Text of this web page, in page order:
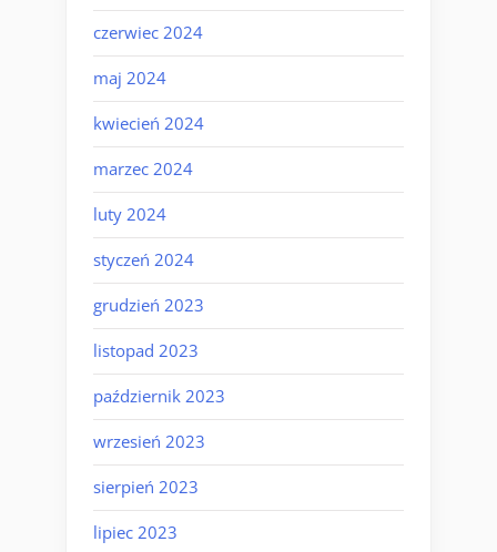
czerwiec 2024
maj 2024
kwiecień 2024
marzec 2024
luty 2024
styczeń 2024
grudzień 2023
listopad 2023
październik 2023
wrzesień 2023
sierpień 2023
lipiec 2023